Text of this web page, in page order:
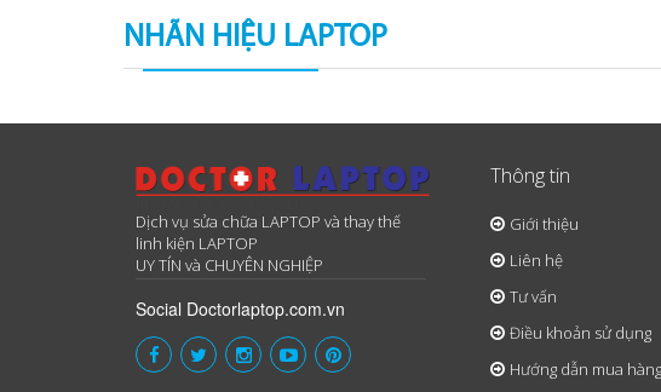
NHÃN HIỆU LAPTOP
Dịch vụ sửa chữa LAPTOP và thay thế
linh kiện LAPTOP
UY TÍN và CHUYÊN NGHIỆP
Social Doctorlaptop.com.vn
Thông tin
Giới thiệu
Liên hệ
Tư vấn
Điều khoản sử dụng
Hướng dẫn mua hàng